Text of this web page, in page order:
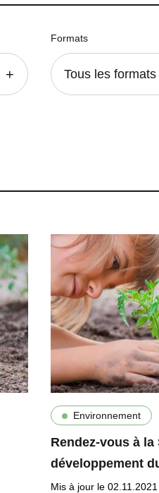
Formats
Tous les formats
Environnement
Rendez-vous à
développement
Mis à jour le 02.11.2021